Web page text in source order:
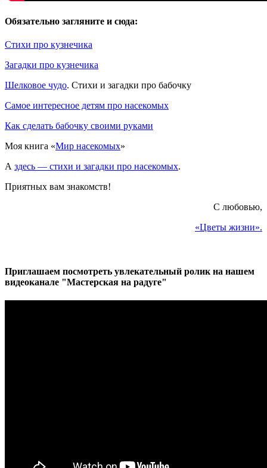
Обязательно загляните и сюда:
Стихи про кузнечика
Загадки про кузнечика
Шелковое чудо. Стихи и загадки про бабочку
Самое интересное детям про насекомых
Как сделать бабочку своими руками
Моя книга «Мир насекомых»
А здесь — стихи и загадки про насекомых.
Приятных вам знакомств!
С любовью,
«Цветы жизни».
Приглашаем посмотреть увлекательный ролик на нашем
видеоканале "Мастерская на радуге"